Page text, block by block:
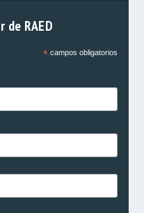
RAED
*campos obligatorios